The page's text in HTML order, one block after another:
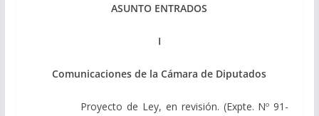
ASUNTO ENTRADOS
I
Comunicaciones de la Cámara de Diputados
Proyecto de Ley, en revisión. (Expte. Nº 91-